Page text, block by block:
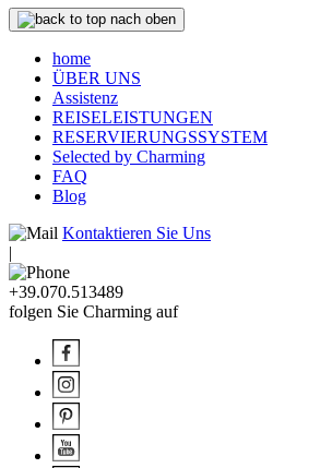
nach oben
home
ÜBER UNS
Assistenz
REISELEISTUNGEN
RESERVIERUNGSSYSTEM
Selected by Charming
FAQ
Blog
Kontaktieren Sie Uns
|
+39.070.513489
folgen Sie Charming auf